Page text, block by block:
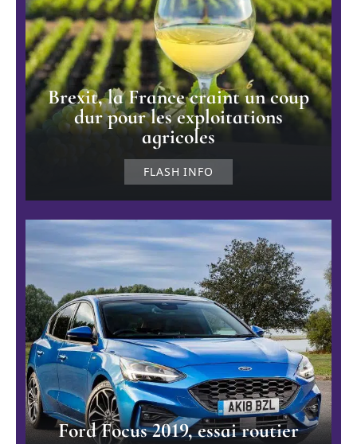
Brexit, la France craint un coup
dur pour les exploitations
agricoles
FLASH INFO
Ford Focus 2019, essai routier